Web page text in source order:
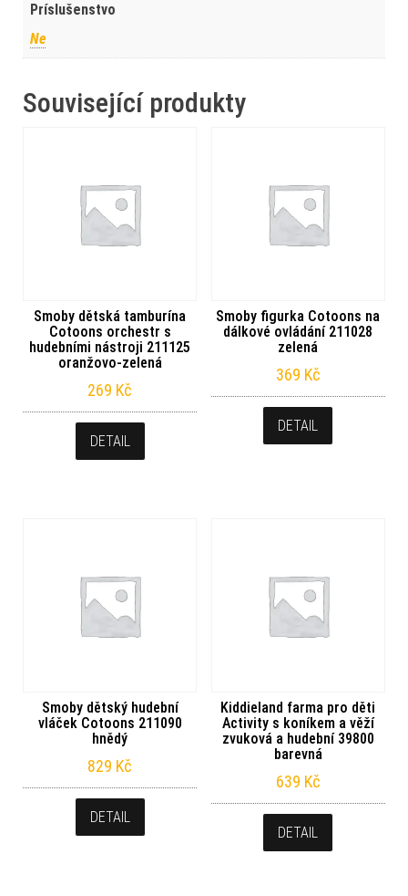
Príslušenstvo
Ne
Související produkty
Smoby dětská tamburína
Cotoons orchestr s
hudebními nástroji 211125
oranžovo-zelená
269 Kč
DETAIL
Smoby figurka Cotoons na
dálkové ovládání 211028
zelená
369 Kč
DETAIL
Smoby dětský hudební
vláček Cotoons 211090
hnědý
829 Kč
DETAIL
Kiddieland farma pro děti
Activity s koníkem a věží
zvuková a hudební 39800
barevná
639 Kč
DETAIL